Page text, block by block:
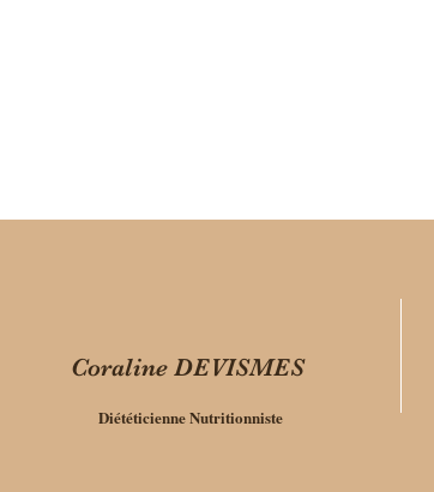
Coraline DEVISMES
Diététicienne Nutritionniste